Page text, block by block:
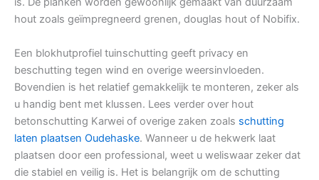
hout zoals geïmpregneerd grenen, douglas hout of Nobifix.
Een blokhutprofiel tuinschutting geeft privacy en
beschutting tegen wind en overige weersinvloeden.
Bovendien is het relatief gemakkelijk te monteren, zeker als
u handig bent met klussen. Lees verder over hout
betonschutting Karwei of overige zaken zoals schutting
laten plaatsen Oudehaske. Wanneer u de hekwerk laat
plaatsen door een professional, weet u weliswaar zeker dat
die stabiel en veilig is. Het is belangrijk om de schutting